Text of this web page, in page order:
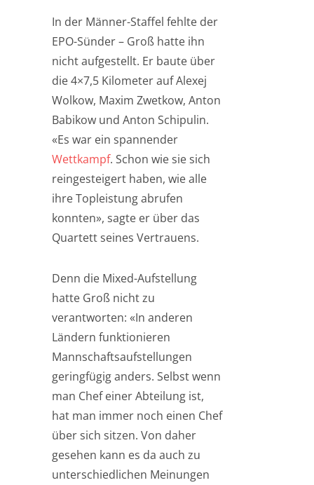
In der Männer-Staffel fehlte der
EPO-Sünder – Groß hatte ihn
nicht aufgestellt. Er baute über
die 4×7,5 Kilometer auf Alexej
Wolkow, Maxim Zwetkow, Anton
Babikow und Anton Schipulin.
«Es war ein spannender
Wettkampf. Schon wie sie sich
reingesteigert haben, wie alle
ihre Topleistung abrufen
konnten», sagte er über das
Quartett seines Vertrauens.
Denn die Mixed-Aufstellung
hatte Groß nicht zu
verantworten: «In anderen
Ländern funktionieren
Mannschaftsaufstellungen
geringfügig anders. Selbst wenn
man Chef einer Abteilung ist,
hat man immer noch einen Chef
über sich sitzen. Von daher
gesehen kann es da auch zu
unterschiedlichen Meinungen